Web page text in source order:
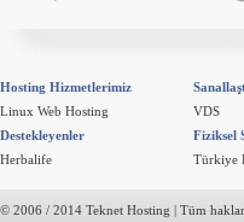
Hosting Hizmetlerimiz
Linux Web Hosting
Destekleyenler
Herbalife
VDS
Fiziksel
Türkiye
© 2006 / 2014 Teknet Hosting | Tüm